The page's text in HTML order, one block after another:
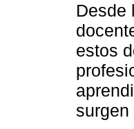
Desde
estos
surgen